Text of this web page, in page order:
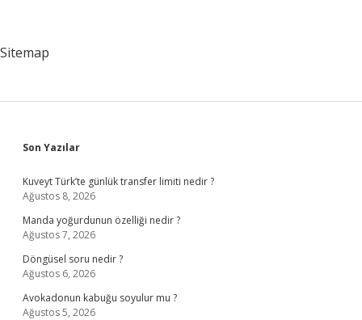
Sitemap
Sidebar
Son Yazılar
Kuveyt Türk’te günlük transfer limiti nedir ?
Ağustos 8, 2026
Manda yoğurdunun özelliği nedir ?
Ağustos 7, 2026
Döngüsel soru nedir ?
Ağustos 6, 2026
Avokadonun kabuğu soyulur mu ?
Ağustos 5, 2026